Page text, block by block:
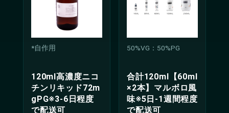
*自作用
120ml高濃度ニコ
チンリキッド72m
gPG※3-6日程度
で配送可
50%VG：50%PG
合計120ml【60ml
×2本】マルボロ風
味※5日-1週間程度
で配送可